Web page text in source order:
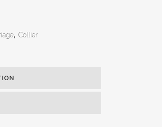
, Collier